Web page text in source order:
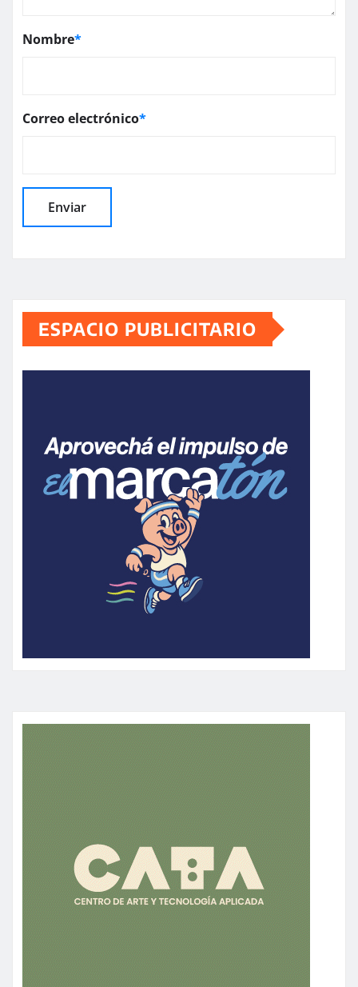
Nombre*
Correo electrónico*
ESPACIO PUBLICITARIO